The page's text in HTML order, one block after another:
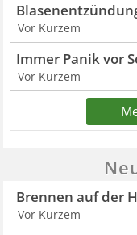
Vor Kurzem
Immer Panik vor
Vor Kurzem
Brennen auf der
Vor Kurzem